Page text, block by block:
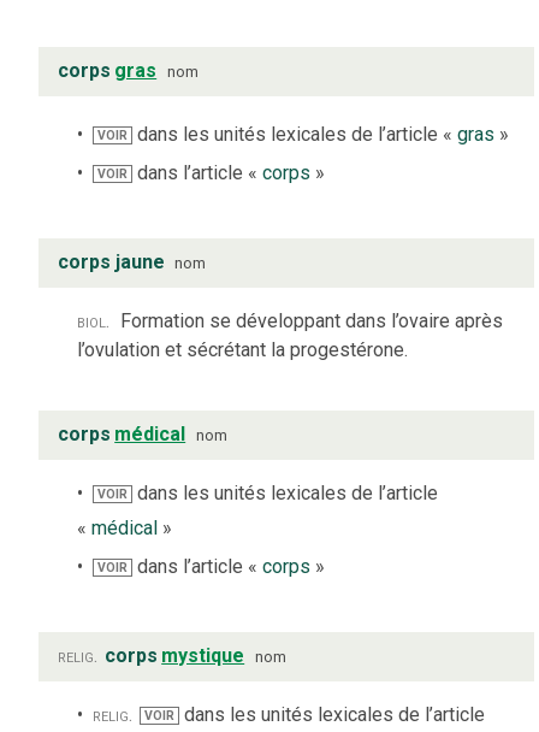
corps gras nom
VOIR dans les unités lexicales de l’article «gras »
VOIR dans l’article «corps »
corps jaune nom
biol.
Formation se développant dans l’ovaire après
l’ovulation et sécrétant la progestérone.
corps médical nom
VOIR
dans les unités lexicales de l’article
« médical »
VOIR dans l’article «corps »
relig. corps mystique nom
relig. VOIR
dans les unités lexicales de l’article